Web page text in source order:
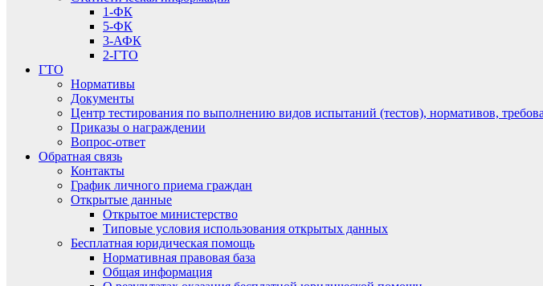
1-ФК
5-ФК
3-АФК
2-ГТО
ГТО
Нормативы
Документы
Центр тестирования по выполнению видов испытаний (тестов), нормативов,
Приказы о награждении
Вопрос-ответ
Обратная связь
Контакты
График личного приема граждан
Открытые данные
Открытое министерство
Типовые условия использования открытых данных
Бесплатная юридическая помощь
Нормативная правовая база
Общая информация